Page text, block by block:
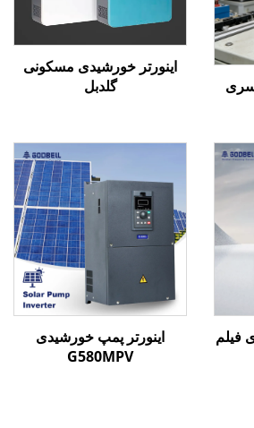
سری
اینورتر خورشیدی مسکونی
گلدبل
فیلم
اینورتر پمپ خورشیدی
G580MPV